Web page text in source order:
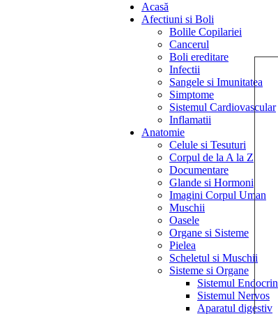
Acasă
Afectiuni si Boli
Bolile Copilariei
Cancerul
Boli ereditare
Infectii
Sangele si Imunitatea
Simptome
Sistemul Cardiovascular
Inflamatii
Anatomie
Celule si Tesuturi
Corpul de la A la Z
Documentare
Glande si Hormoni
Imagini Corpul Uman
Muschii
Oasele
Organe si Sisteme
Pielea
Scheletul si Muschii
Sisteme si Organe
Sistemul Endocrin
Sistemul Nervos
Aparatul digestiv